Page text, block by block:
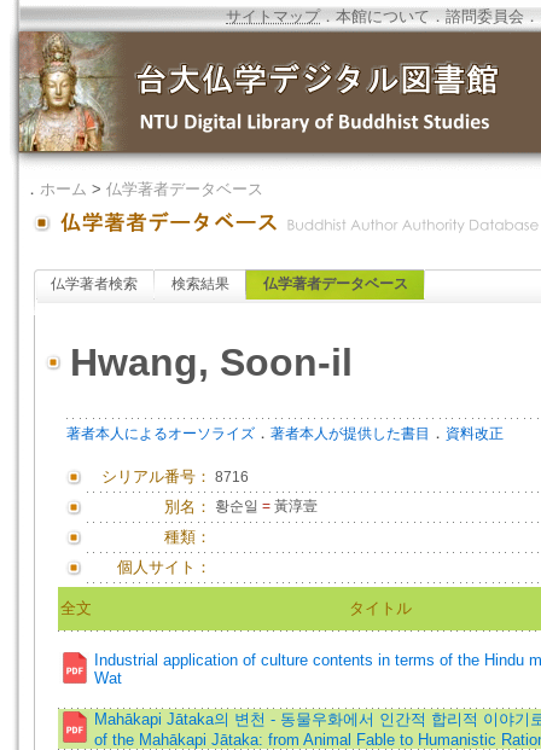
サイトマップ．本館について ．諮問委員会 ．
． ホーム > 仏学著者データベース
仏学著者検索 検索結果 仏学著者データベース
Hwang, Soon-il
著者本人によるオーソライズ ． 著者本人が提供した書目 ． 資料改正
シリアル番号： 8716
別名： 황순일 = 黃淳壹
種類：
個人サイト：
全文 タイトル
Industrial application of culture contents in terms of the Hindu
Wat
Mahākapi Jātaka의 변천 - 동물우화에서 인간적 합리적 이야기
of the Mahākapi Jātaka: from Animal Fable to Humanistic